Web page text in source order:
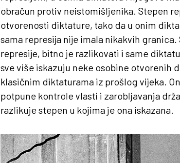
obračun protiv neistomišljenika. Stepen
otvorenosti diktature, tako da u onim
sama represija nije imala nikakvih
represije, bitno je razlikovati i same
sve više iskazuju neke osobine otvorenih
klasičnim diktaturama iz prošlog vijeka.
potpune kontrole vlasti i zarobljavanja
razlikuje stepen u kojima je ona iskazana.